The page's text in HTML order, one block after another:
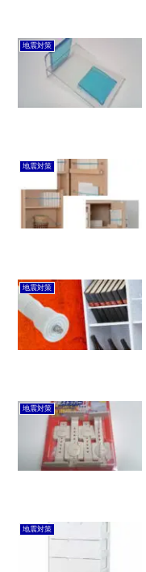
地震対策
地震対策
地震対策
地震対策
地震対策